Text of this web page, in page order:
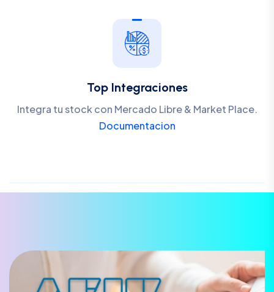
Top Integraciones
Integra tu stock con Mercado Libre & Market Place.
Documentacion